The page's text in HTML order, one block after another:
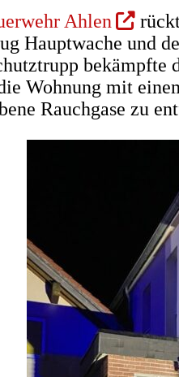
Ahlen (Öffnet
in
einem
neuen
Tab)
Hauptwache und
bekämpfte
Wohnung mit
Rauchgase zu